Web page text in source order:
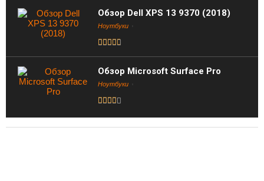
Обзор Dell XPS 13 9370 (2018)
Ноутбуки
Обзор Microsoft Surface Pro
Ноутбуки